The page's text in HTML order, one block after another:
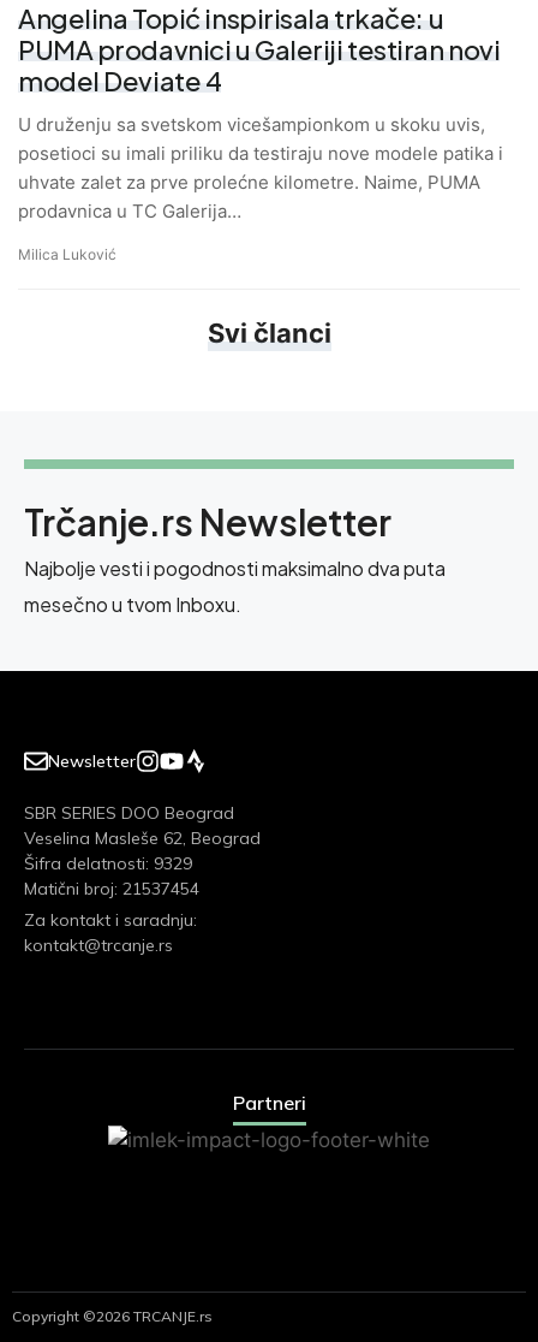
Angelina Topić inspirisala trkače: u
PUMA prodavnici u Galeriji testiran novi
model Deviate 4
U druženju sa svetskom vicešampionkom u skoku uvis,
posetioci su imali priliku da testiraju nove modele patika i
uhvate zalet za prve prolećne kilometre. Naime, PUMA
prodavnica u TC Galerija…
Milica Luković
Svi članci
Trčanje.rs Newsletter
Najbolje vesti i pogodnosti maksimalno dva puta
mesečno u tvom Inboxu.
Newsletter
SBR SERIES DOO Beograd
Veselina Masleše 62, Beograd
Šifra delatnosti: 9329
Matični broj: 21537454
Za kontakt i saradnju:
kontakt@trcanje.rs
Partneri
Copyright ©2026 TRCANJE.rs